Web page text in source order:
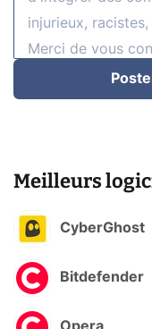
Meilleurs
CyberGhost
Bitdefender